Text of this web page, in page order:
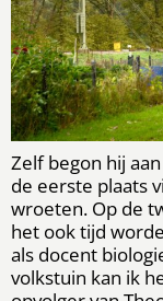
Zelf begon hij
de eerste plaats
wroeten. Op de
het ook tijd
als docent
volkstuin kan ik